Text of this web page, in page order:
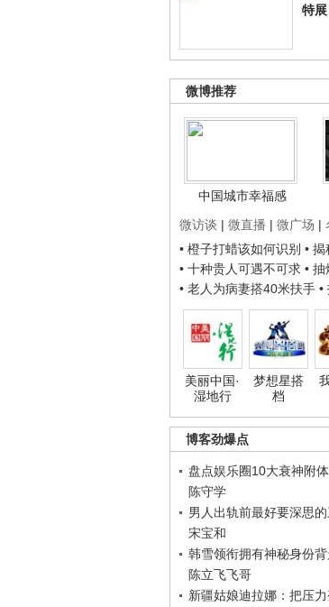
特展
微博推荐
中国城市幸福感
微访谈 | 微直播 | 微广场 |
• 橙子打蜡该如何识别 •
• 十种贵人可遇不可求 •
• 老人为病妻搭40米扶手 •
美丽中国·
湿地行
梦想星搭
档
博客劲爆点
盘点娱乐圈10大衰神附
陈守学
男人出轨前最好要深思
宋宝和
韩雪领衔拥有神秘身份
陈立飞飞哥
新疆姑娘迪拉娜：把压